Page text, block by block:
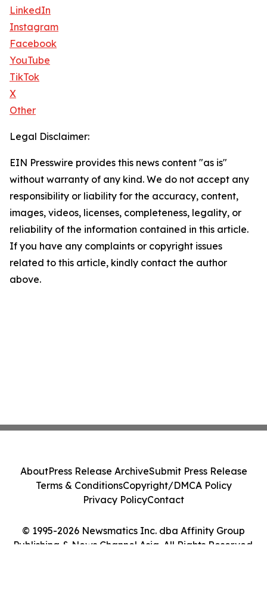
LinkedIn
Instagram
Facebook
YouTube
TikTok
X
Other
Legal Disclaimer:
EIN Presswire provides this news content "as is"
without warranty of any kind. We do not accept any
responsibility or liability for the accuracy, content,
images, videos, licenses, completeness, legality, or
reliability of the information contained in this article.
If you have any complaints or copyright issues
related to this article, kindly contact the author
above.
© 1995-2026 Newsmatics Inc. dba Affinity Group
Publishing & News Channel Asia. All Rights Reserved.
AboutPress Release ArchiveSubmit Press Release
Terms & ConditionsCopyright/DMCA Policy
Privacy PolicyContact